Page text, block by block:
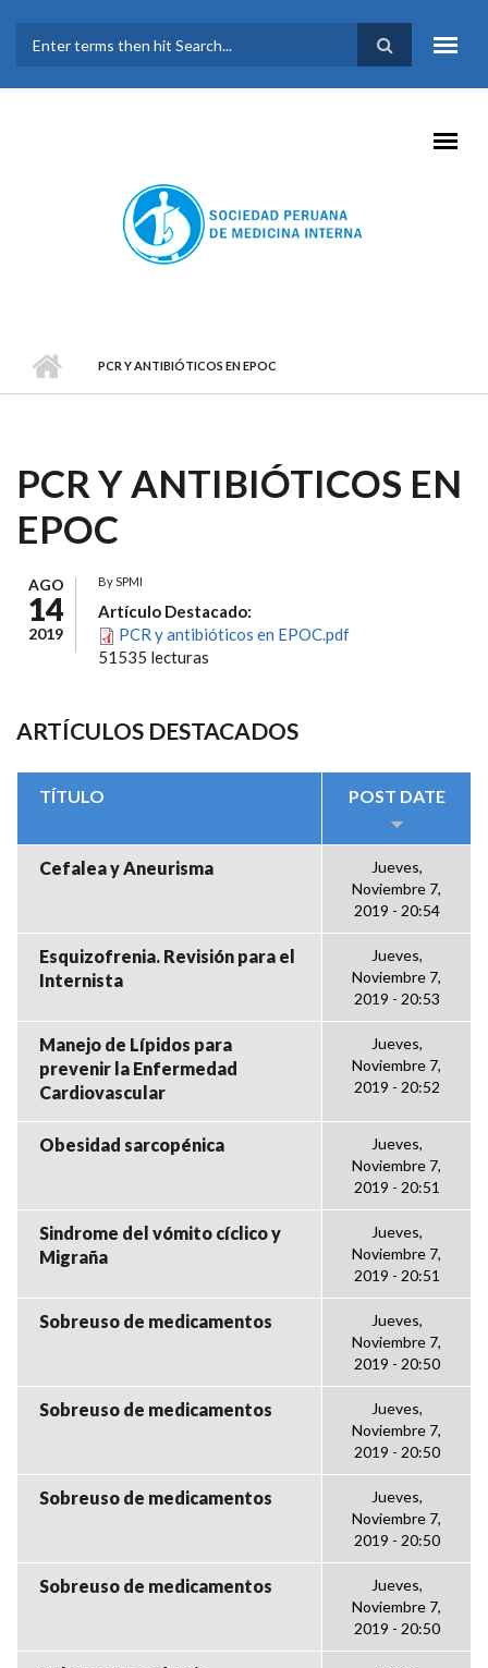
FORMULARIO DE
BÚSQUEDA
PCR Y ANTIBIÓTICOS EN EPOC
PCR Y ANTIBIÓTICOS EN
EPOC
AGO
14
2019
BySPMI
Artículo Destacado:
PCR y antibióticos en EPOC.pdf
51535 lecturas
ARTÍCULOS DESTACADOS
TÍTULO POST DATE
Cefalea y Aneurisma
Jueves,
Noviembre 7,
2019 - 20:54
Esquizofrenia. Revisión para el
Internista
Jueves,
Noviembre 7,
2019 - 20:53
Manejo de Lípidos para
prevenir la Enfermedad
Cardiovascular
Jueves,
Noviembre 7,
2019 - 20:52
Obesidad sarcopénica
Jueves,
Noviembre 7,
2019 - 20:51
Sindrome del vómito cíclico y
Migraña
Jueves,
Noviembre 7,
2019 - 20:51
Sobreuso de medicamentos
Jueves,
Noviembre 7,
2019 - 20:50
Sobreuso de medicamentos
Jueves,
Noviembre 7,
2019 - 20:50
Sobreuso de medicamentos
Jueves,
Noviembre 7,
2019 - 20:50
Sobreuso de medicamentos
Jueves,
Noviembre 7,
2019 - 20:50